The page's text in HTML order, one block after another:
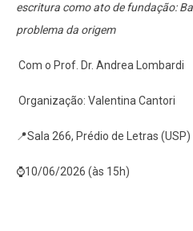
escritura como ato de fundação:
problema da origem
Com o Prof. Dr. Andrea Lombardi
Organização: Valentina Cantori
📍Sala 266, Prédio de Letras (USP)
⌚10/06/2026 (às 15h)